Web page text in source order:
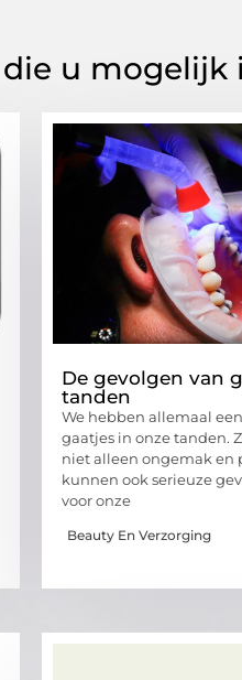
die u mogelijk
De gevolgen van
tanden
We hebben allemaal
gaatjes in onze tanden.
niet alleen ongemak en
kunnen ook serieuze
voor onze
Beauty En Verzorging